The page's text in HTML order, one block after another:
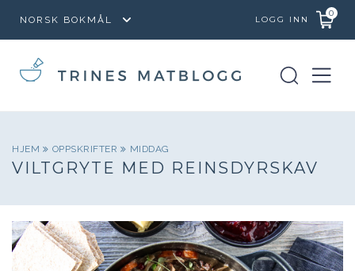
LOGG INN
0
HJEM OPPSKRIFTER MIDDAG
VILTGRYTE MED REINSDYRSKAV